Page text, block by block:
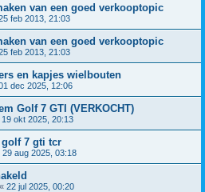
van een goed verkooptopic
feb 2013, 21:03
van een goed verkooptopic
feb 2013, 21:03
en kapjes wielbouten
dec 2025, 12:06
Golf 7 GTI (VERKOCHT)
19 okt 2025, 20:13
golf 7 gti tcr
29 aug 2025, 03:18
« 22 jul 2025, 00:20